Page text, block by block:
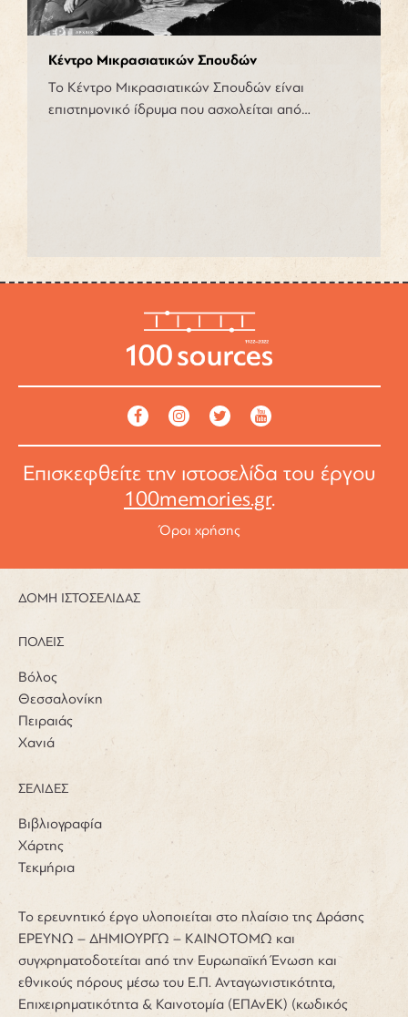
Κέντρο Μικρασιατικών Σπουδών
Το Κέντρο Μικρασιατικών Σπουδών είναι
επιστημονικό ίδρυμα που ασχολείται από…
Επισκεφθείτε την ιστοσελίδα του έργου
100memories.gr.
Όροι χρήσης
ΔΟΜΗ ΙΣΤΟΣΕΛΙΔΑΣ
ΠΟΛΕΙΣ
Βόλος
Θεσσαλονίκη
Πειραιάς
Χανιά
ΣΕΛΙΔΕΣ
Βιβλιογραφία
Χάρτης
Τεκμήρια
Το ερευνητικό έργο υλοποιείται στο πλαίσιο της Δράσης
ΕΡΕΥΝΩ – ΔΗΜΙΟΥΡΓΩ – ΚΑΙΝΟΤΟΜΩ και
συγχρηματοδοτείται από την Ευρωπαϊκή Ένωση και
εθνικούς πόρους μέσω του Ε.Π. Ανταγωνιστικότητα,
Επιχειρηματικότητα & Καινοτομία (ΕΠΑνΕΚ) (κωδικός